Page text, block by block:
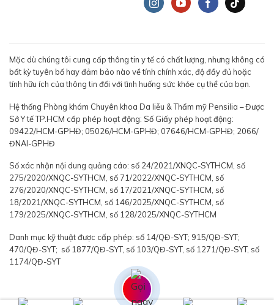
Mặc dù chúng tôi cung cấp thông tin y tế có chất lượng, nhưng không có
bất kỳ tuyên bố hay đảm bảo nào về tính chính xác, độ đầy đủ hoặc
tính hữu ích của thông tin đối với tình huống sức khỏe cụ thể của bạn.
Hệ thống Phòng khám Chuyên khoa Da liễu & Thẩm mỹ Pensilia – Được
Sở Y tế TP.HCM cấp phép hoạt động: Số Giấy phép hoạt động:
09422/HCM-GPHĐ; 05026/HCM-GPHĐ; 07646/HCM-GPHĐ; 2066/
ĐNAI-GPHĐ
Số xác nhận nội dung quảng cáo: số 24/2021/XNQC-SYTHCM, số
275/2020/XNQC-SYTHCM, số 71/2022/XNQC-SYTHCM, số
276/2020/XNQC-SYTHCM, số 17/2021/XNQC-SYTHCM, số
18/2021/XNQC-SYTHCM, số 146/2025/XNQC-SYTHCM, số
179/2025/XNQC-SYTHCM, số 128/2025/XNQC-SYTHCM
Danh mục kỹ thuật được cấp phép: số 14/QĐ-SYT; 915/QĐ-SYT;
470/QĐ-SYT; số 1877/QĐ-SYT, số 103/QĐ-SYT, số 1271/QĐ-SYT, số
1174/QĐ-SYT